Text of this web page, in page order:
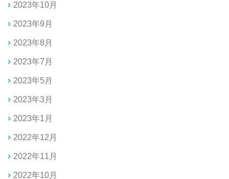
2023年10月
2023年9月
2023年8月
2023年7月
2023年5月
2023年3月
2023年1月
2022年12月
2022年11月
2022年10月